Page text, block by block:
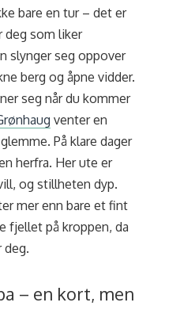
bare en tur – det er
som liker
slynger seg oppover
berg og åpne vidder.
seg når du kommer
venter en
På klare dager
herfra. Her ute er
og stillheten dyp.
mer enn bare et fint
fjellet på kroppen, da
deg.
– en kort, men